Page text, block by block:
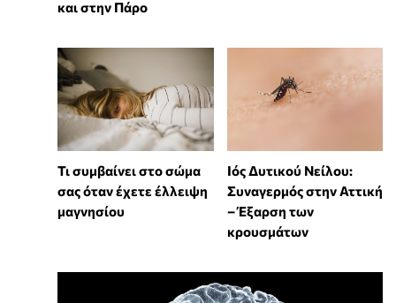
και στην Πάρο
Τι συμβαίνει στο σώμα
σας όταν έχετε έλλειψη
μαγνησίου
Ιός Δυτικού Νείλου:
Συναγερμός στην Αττική
– Έξαρση των
κρουσμάτων